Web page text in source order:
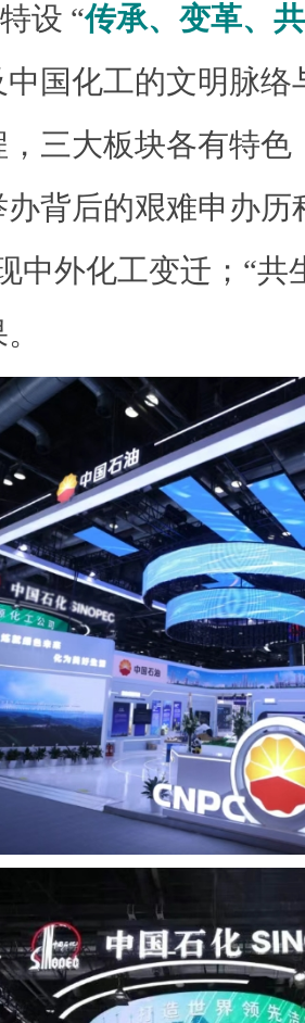
设 “传承、变革、
中国化工的文明脉
三大板块各有特色
背后的艰难申办历
中外化工变迁；“共